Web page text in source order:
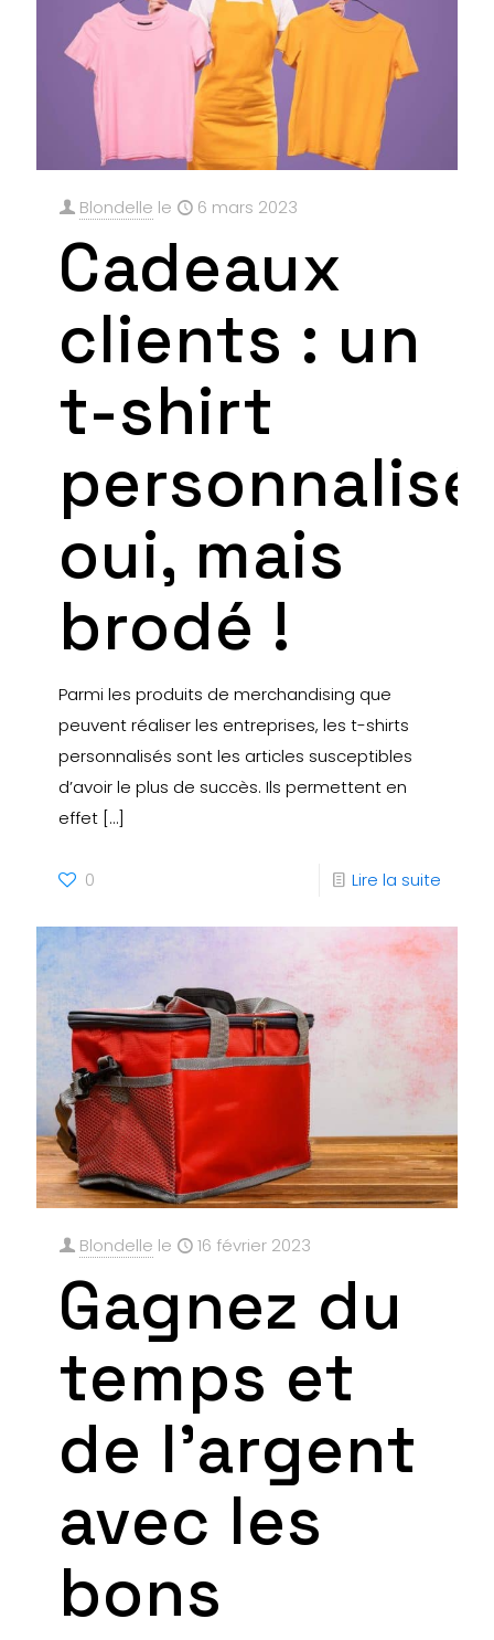
Blondelle le 6 mars 2023
Cadeaux
clients : un
t-shirt
oui, mais
brodé !
Parmi les produits de merchandising que
peuvent réaliser les entreprises, les t-shirts
personnalisés sont les articles susceptibles
d’avoir le plus de succès. Ils permettent en
effet […]
0 Lire la suite
Blondelle le 16 février 2023
Gagnez du
temps et
de l’argent
avec les
bons